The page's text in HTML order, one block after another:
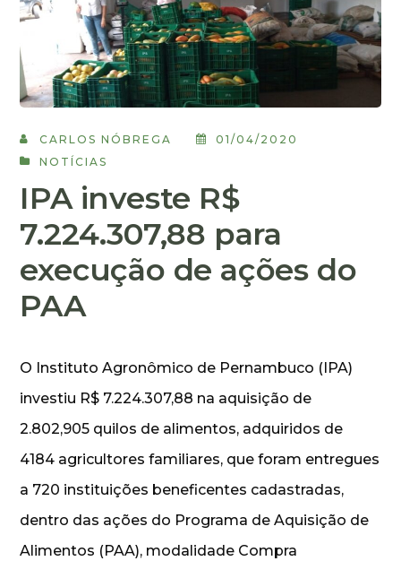
CARLOS NÓBREGA
01/04/2020
NOTÍCIAS
IPA investe R$
7.224.307,88 para
execução de ações do
PAA
O Instituto Agronômico de Pernambuco (IPA)
investiu R$ 7.224.307,88 na aquisição de
2.802,905 quilos de alimentos, adquiridos de
4184 agricultores familiares, que foram entregues
a 720 instituições beneficentes cadastradas,
dentro das ações do Programa de Aquisição de
Alimentos (PAA), modalidade Compra